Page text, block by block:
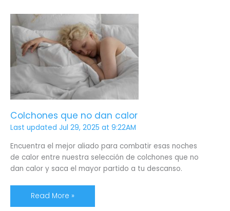
Colchones que no dan calor
Last updated Jul 29, 2025 at 9:22AM
Encuentra el mejor aliado para combatir esas noches
de calor entre nuestra selección de colchones que no
dan calor y saca el mayor partido a tu descanso.
Colchones
que
no
dan
calor
Read More »